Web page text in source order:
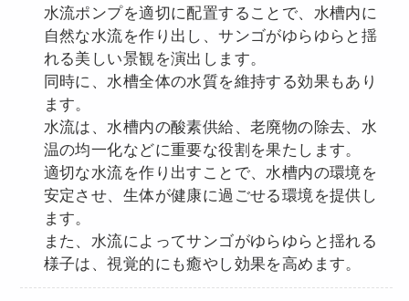
水流ポンプを適切に配置することで、水槽内に
自然な水流を作り出し、サンゴがゆらゆらと揺
れる美しい景観を演出します。
同時に、水槽全体の水質を維持する効果もあり
ます。
水流は、水槽内の酸素供給、老廃物の除去、水
温の均一化などに重要な役割を果たします。
適切な水流を作り出すことで、水槽内の環境を
安定させ、生体が健康に過ごせる環境を提供し
ます。
また、水流によってサンゴがゆらゆらと揺れる
様子は、視覚的にも癒やし効果を高めます。